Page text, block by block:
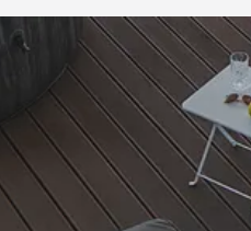
Trusted Shops
4,81/ 5
25.957 Bewertungen